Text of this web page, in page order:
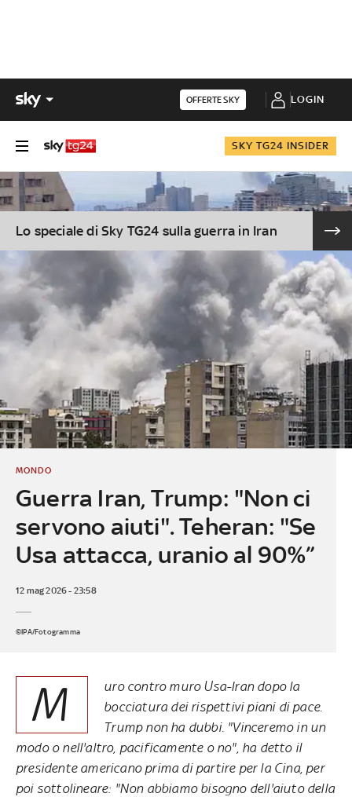
OFFERTE SKY LOGIN
SKY TG24 INSIDER
Lo speciale di Sky TG24 sulla guerra in Iran
Guerra Iran, Trump: "Non ci
servono aiuti". Teheran: "Se
Usa attacca, uranio al 90%”
MONDO
12 mag 2026 - 23:58
©IPA/Fotogramma
M
uro contro muro Usa-Iran dopo la
bocciatura dei rispettivi piani di pace.
Trump non ha dubbi. "Vinceremo in un
modo o nell'altro, pacificamente o no", ha detto il
presidente americano prima di partire per la Cina, per
poi sottolineare: "Non abbiamo bisogno dell'aiuto della